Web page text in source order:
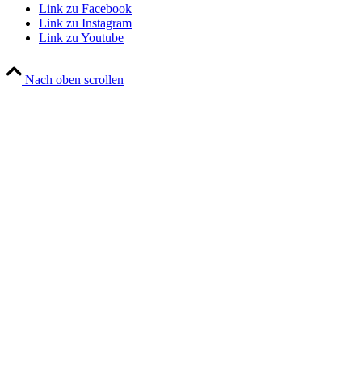
Link zu Facebook
Link zu Instagram
Link zu Youtube
Nach oben scrollen